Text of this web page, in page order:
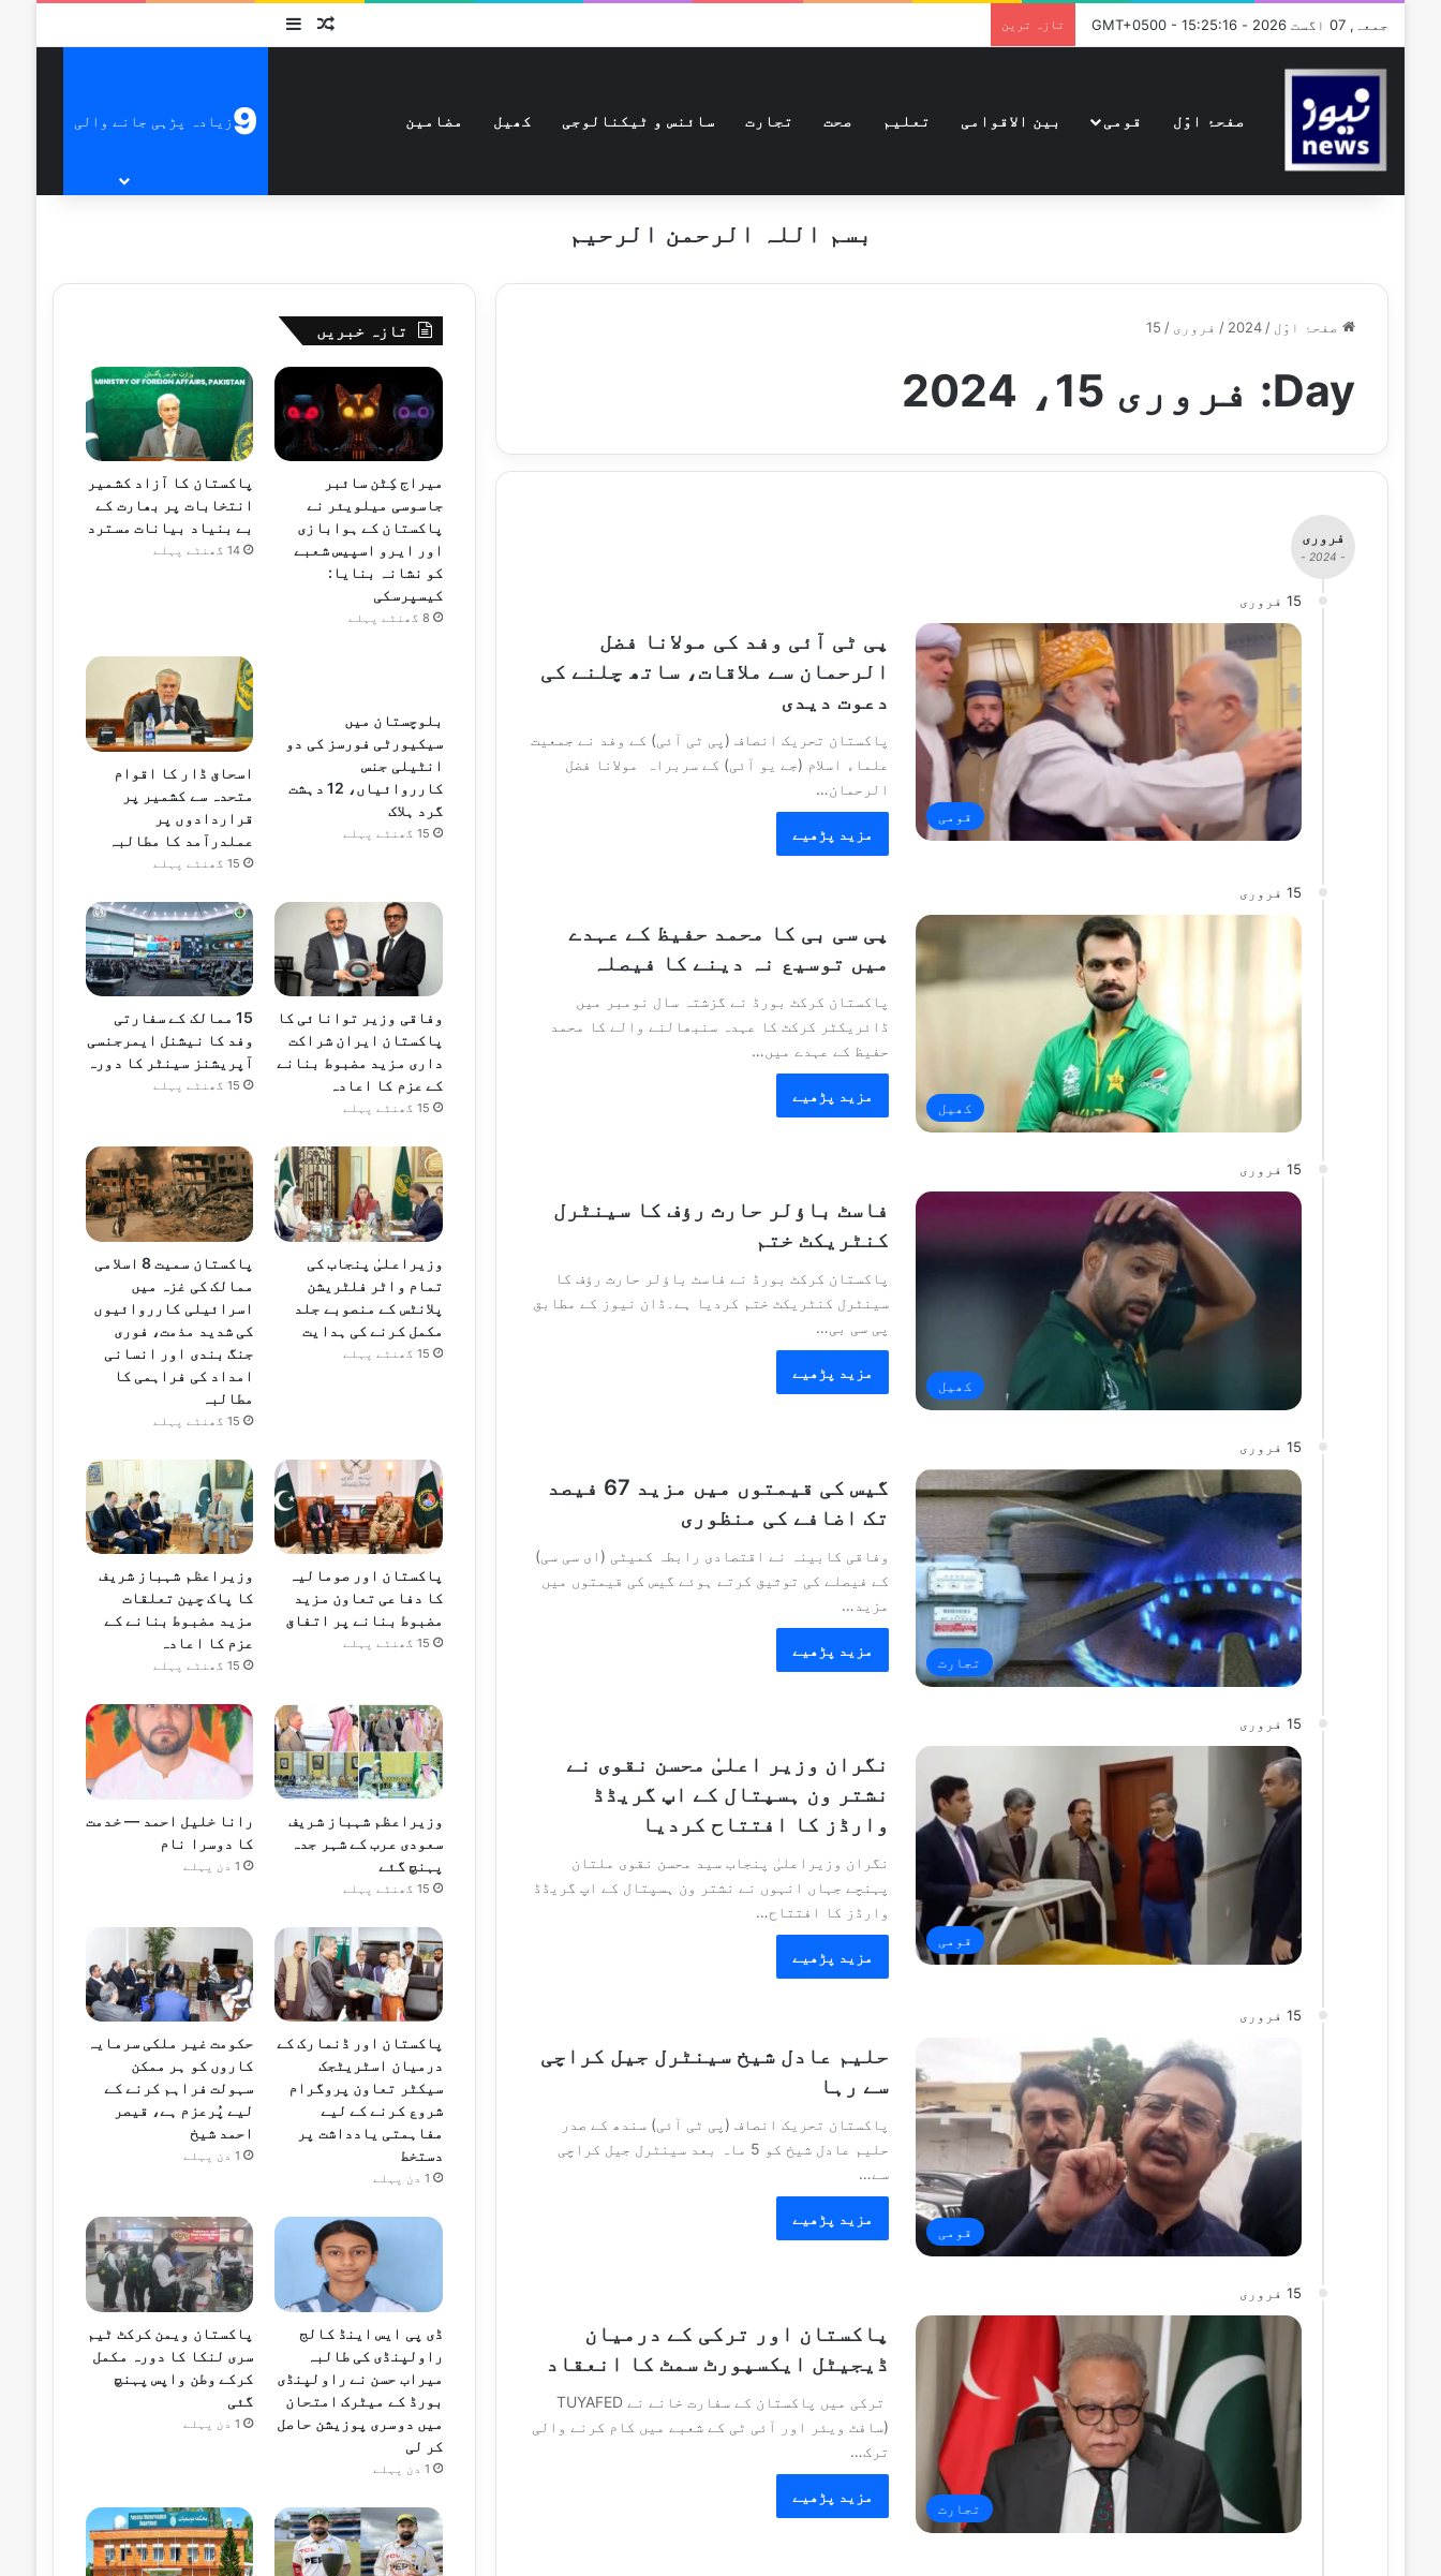
جمعہ, 07 اگست 2026 - GMT+0500 - 15:25:16 تازہ ترین متفرق
صفحۂ اوّل قومی بین الاقوامی تعلیم صحت تجارت سائنس و ٹیکنالوجی کھیل مضامین 9زیادہ پڑہی جانے والی
بسم اللہ الرحمن الرحیم
صفحۂ اوّل /
2024
/ فروری /
15
Day: فروری 15، 2024
فروری
- 2024 -
15 فروری
قومی
پی ٹی آئی وفد کی مولانا فضل
الرحمان سے ملاقات، ساتھ چلنے کی
دعوت دیدی
پاکستان تحریک انصاف (پی ٹی آئی) کے وفد نے جمعیت
علماء اسلام (جے یو آئی) کے سربراہ مولانا فضل
الرحمان…
مزید پڑھیے
15 فروری
کھیل
پی سی بی کا محمد حفیظ کے عہدے
میں توسیع نہ دینے کا فیصلہ
پاکستان کرکٹ بورڈ نے گزشتہ سال نومبر میں
ڈائریکٹر کرکٹ کا عہدہ سنبھالنے والے کا محمد
حفیظ کے عہدے میں…
مزید پڑھیے
15 فروری
کھیل
فاسٹ باؤلر حارث رؤف کا سینٹرل
کنٹریکٹ ختم
پاکستان کرکٹ بورڈ نے فاسٹ باؤلر حارث رؤف کا
سینٹرل کنٹریکٹ ختم کردیا ہے۔ڈان نیوز کے مطابق
پی سی بی…
مزید پڑھیے
15 فروری
تجارت
گیس کی قیمتوں میں مزید 67 فیصد
تک اضافے کی منظوری
وفاقی کابینہ نے اقتصادی رابطہ کمیٹی (ای سی سی)
کے فیصلے کی توثیق کرتے ہوئے گیس کی قیمتوں میں
مزید…
مزید پڑھیے
15 فروری
قومی
نگران وزیر اعلیٰ محسن نقوی نے
نشتر ون ہسپتال کے اپ گریڈڈ
وارڈز کا افتتاح کردیا
نگران وزیراعلیٰ پنجاب سید محسن نقوی ملتان
پہنچے جہاں انہوں نے نشتر ون ہسپتال کے اپ گریڈڈ
وارڈز کا افتتاح…
مزید پڑھیے
15 فروری
قومی
حلیم عادل شیخ سینٹرل جیل کراچی
سے رہا
پاکستان تحریک انصاف (پی ٹی آئی) سندھ کے صدر
حلیم عادل شیخ کو 5 ماہ بعد سینٹرل جیل کراچی
سے…
مزید پڑھیے
15 فروری
تجارت
پاکستان اور ترکی کے درمیان
ڈیجیٹل ایکسپورٹ سمٹ کا انعقاد
ترکی میں پاکستان کے سفارت خانے نے TUYAFED
(سافٹ ویئر اور آئی ٹی کے شعبے میں کام کرنے والی
ترک…
مزید پڑھیے
تازہ خبریں
میراج کِٹن سائبر
جاسوسی میلویئر نے
پاکستان کے ہوابازی
اور ایرو اسپیس شعبے
کو نشانہ بنایا:
کیسپرسکی
8 گھنٹے پہلے
پاکستان کا آزاد کشمیر
انتخابات پر بھارت کے
بے بنیاد بیانات مسترد
14 گھنٹے پہلے
بلوچستان میں
سیکیورٹی فورسز کی دو
انٹیلی جنس
کارروائیاں، 12 دہشت
گرد ہلاک
15 گھنٹے پہلے
اسحاق ڈار کا اقوام
متحدہ سے کشمیر پر
قراردادوں پر
عملدرآمد کا مطالبہ
15 گھنٹے پہلے
وفاقی وزیر توانائی کا
پاکستان ایران شراکت
داری مزید مضبوط بنانے
کے عزم کا اعادہ
15 گھنٹے پہلے
15 ممالک کے سفارتی
وفد کا نیشنل ایمرجنسی
آپریشنز سینٹر کا دورہ
15 گھنٹے پہلے
وزیراعلیٰ پنجاب کی
تمام واٹر فلٹریشن
پلانٹس کے منصوبے جلد
مکمل کرنے کی ہدایت
15 گھنٹے پہلے
پاکستان سمیت 8 اسلامی
ممالک کی غزہ میں
اسرائیلی کارروائیوں
کی شدید مذمت، فوری
جنگ بندی اور انسانی
امداد کی فراہمی کا
مطالبہ
15 گھنٹے پہلے
پاکستان اور صومالیہ
کا دفاعی تعاون مزید
مضبوط بنانے پر اتفاق
15 گھنٹے پہلے
وزیراعظم شہباز شریف
کا پاک چین تعلقات
مزید مضبوط بنانے کے
عزم کا اعادہ
15 گھنٹے پہلے
وزیراعظم شہباز شریف
سعودی عرب کے شہر جدہ
پہنچ گئے
15 گھنٹے پہلے
رانا خلیل احمد — خدمت
کا دوسرا نام
1 دن پہلے
پاکستان اور ڈنمارک کے
درمیان اسٹریٹجک
سیکٹر تعاون پروگرام
شروع کرنے کے لیے
مفاہمتی یادداشت پر
دستخط
1 دن پہلے
حکومت غیر ملکی سرمایہ
کاروں کو ہر ممکن
سہولت فراہم کرنے کے
لیے پُرعزم ہے، قیصر
احمد شیخ
1 دن پہلے
ڈی پی ایس اینڈ کالج
راولپنڈی کی طالبہ
میراب حسن نے راولپنڈی
بورڈ کے میٹرک امتحان
میں دوسری پوزیشن حاصل
کر لی
1 دن پہلے
پاکستان ویمن کرکٹ ٹیم
سری لنکا کا دورہ مکمل
کرکے وطن واپس پہنچ
گئی
1 دن پہلے